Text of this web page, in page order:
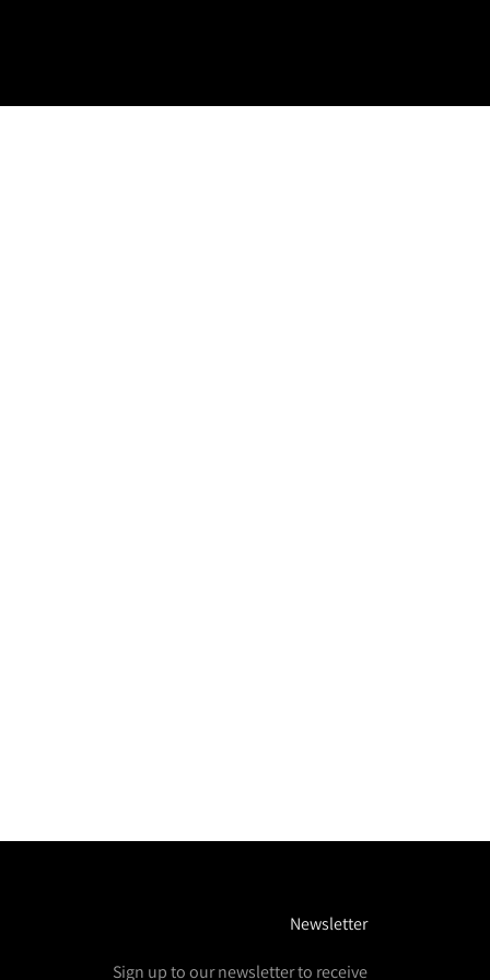
Newsletter
Sign up to our newsletter to receive